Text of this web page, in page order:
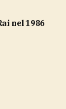
nel 1986